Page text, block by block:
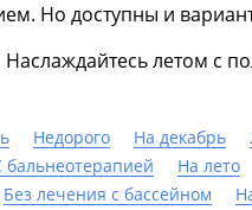
Но доступны и
летом с
Недорого На декабрь
бальнеотерапией На лето
Без лечения с бассейном